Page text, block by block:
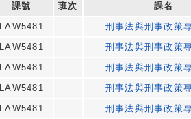
課號 班次
課名
LAW5481
刑事法與刑事政策
LAW5481
刑事法與刑事政策
LAW5481
刑事法與刑事政策
LAW5481
刑事法與刑事政策
LAW5481
刑事法與刑事政策